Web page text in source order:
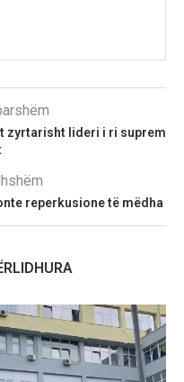
zyrtarisht lideri i ri suprem
reperkusione të mëdha